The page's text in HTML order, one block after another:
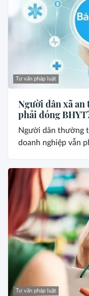
Tư vấn pháp luật
Người dân xã
phải đóng
Người dân thường
doanh nghiệp vẫn
Tư vấn pháp luật